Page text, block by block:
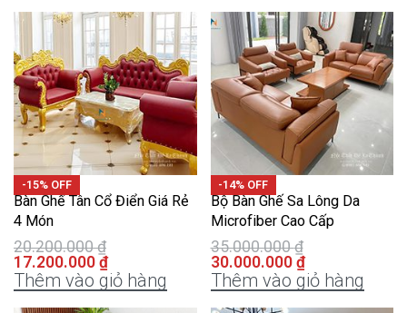
-15% OFF
Bàn Ghế Tân Cổ Điển Giá Rẻ
4 Món
20.200.000₫
17.200.000 ₫
Thêm vào giỏ hàng
-14% OFF
Bộ Bàn Ghế Sa Lông Da
Microfiber Cao Cấp
35.000.000₫
30.000.000 ₫
Thêm vào giỏ hàng